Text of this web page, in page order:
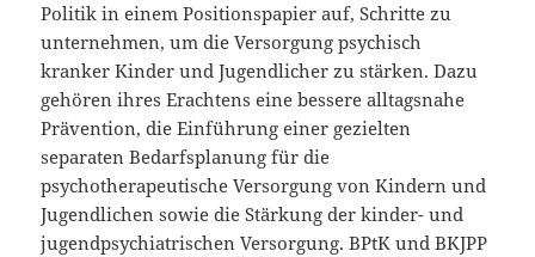
Politik in einem Positionspapier auf, Schritte zu
unternehmen, um die Versorgung psychisch
kranker Kinder und Jugendlicher zu stärken. Dazu
gehören ihres Erachtens eine bessere alltagsnahe
Prävention, die Einführung einer gezielten
separaten Bedarfsplanung für die
psychotherapeutische Versorgung von Kindern und
Jugendlichen sowie die Stärkung der kinder- und
jugendpsychiatrischen Versorgung. BPtK und BKJPP